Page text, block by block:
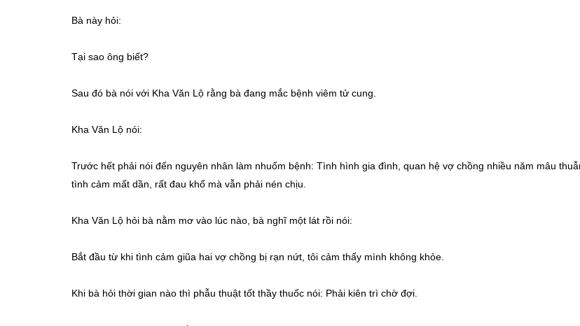
Bà này hỏi:
Tại sao ông biết?
Sau đó bà nói với Kha Văn Lộ rằng bà đang mắc bệnh viêm tử cung.
Kha Văn Lộ nói:
Trước hết phải nói đến nguyên nhân làm nhuốm bệnh: Tình hình gia đình, quan hệ vợ chồng nhiều năm mâu
tình cảm mất dần, rất đau khổ mà vẫn phải nén chịu.
Kha Văn Lộ hỏi bà nằm mơ vào lúc nào, bà nghĩ một lát rồi nói:
Bắt đầu từ khi tình cảm giũa hai vợ chồng bị rạn nứt, tôi cảm thấy mình không khỏe.
Khi bà hỏi thời gian nào thì phẫu thuật tốt thầy thuốc nói: Phải kiên trì chờ đợi.